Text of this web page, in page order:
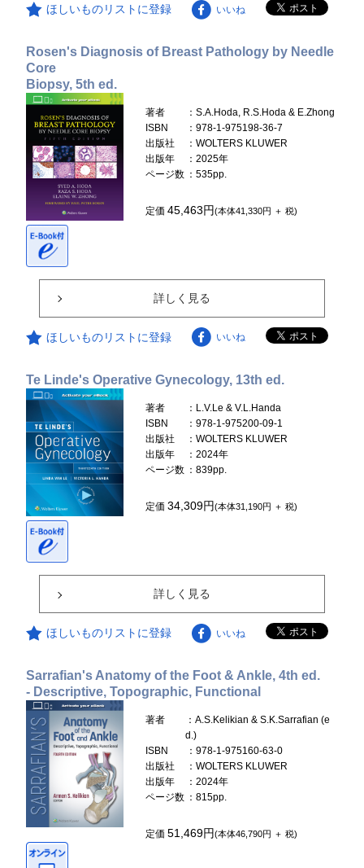
ほしいものリストに登録 いいね
Rosen's Diagnosis of Breast Pathology by Needle
Core
Biopsy, 5th ed.
著者
：S.A.Hoda, R.S.Hoda & E.Zhong
ISBN
：978-1-975198-36-7
出版社
：WOLTERS KLUWER
出版年
：2025年
ページ数 ：535pp.
定価45,463円(本体41,330円 ＋ 税)
詳しく見る
ほしいものリストに登録 いいね
Te Linde's Operative Gynecology, 13th ed.
著者
：L.V.Le & V.L.Handa
ISBN
：978-1-975200-09-1
出版社
：WOLTERS KLUWER
出版年
：2024年
ページ数 ：839pp.
定価34,309円(本体31,190円 ＋ 税)
詳しく見る
ほしいものリストに登録 いいね
Sarrafian's Anatomy of the Foot & Ankle, 4th ed.
- Descriptive, Topographic, Functional
著者
：A.S.Kelikian & S.K.Sarrafian (e
d.)
ISBN
：978-1-975160-63-0
出版社
：WOLTERS KLUWER
出版年
：2024年
ページ数 ：815pp.
定価51,469円(本体46,790円 ＋ 税)